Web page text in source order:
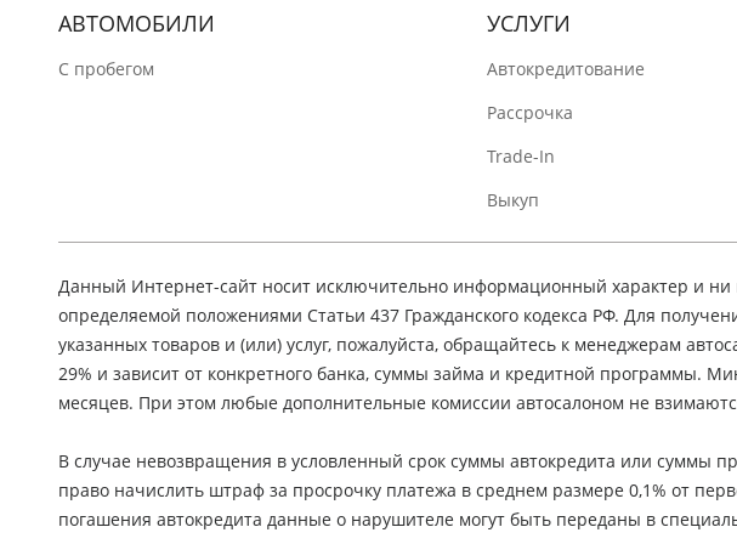
АВТОМОБИЛИ
C пробегом
УСЛУГИ
Автокредитование
Рассрочка
Trade-In
Выкуп
Данный Интернет-сайт носит исключительно информационный характер и ни
определяемой положениями Статьи 437 Гражданского кодекса РФ. Для
указанных товаров и (или) услуг, пожалуйста, обращайтесь к менеджерам
29% и зависит от конкретного банка, суммы займа и кредитной программы.
месяцев. При этом любые дополнительные комиссии автосалоном не
В случае невозвращения в условленный срок суммы автокредита или суммы
право начислить штраф за просрочку платежа в среднем размере 0,1% от
погашения автокредита данные о нарушителе могут быть переданы в